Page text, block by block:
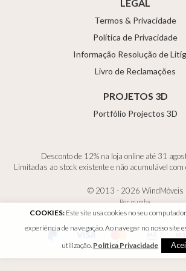
LEGAL
Termos & Privacidade
Política de Privacidade
Informação Resolução de
Livro de Reclamações
PROJETOS 3D
Portfólio Projectos 3D
Desconto de 12% na loja online até 31
Limitadas ao stock existente e não acumulável
© 2013 - 2026 WindMóveis
Porgumba.
COOKIES:Este site usa cookies no seu
experiência de navegação. Ao navegar no nosso site
utilização. Política Privacidade